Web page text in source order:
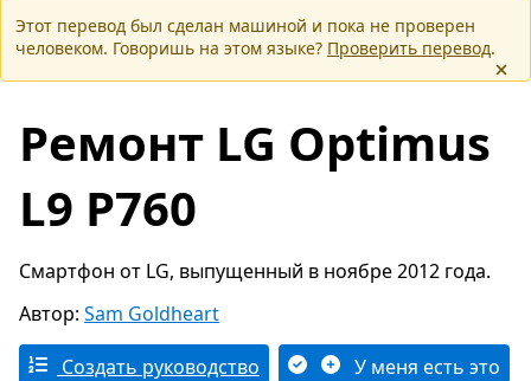
Этот перевод был сделан машиной и пока не проверен
человеком. Говоришь на этом языке? Проверить перевод.
Ремонт LG Optimus
L9 P760
Смартфон от LG, выпущенный в ноябре 2012 года.
Автор: Sam Goldheart
Создать руководство У меня есть это